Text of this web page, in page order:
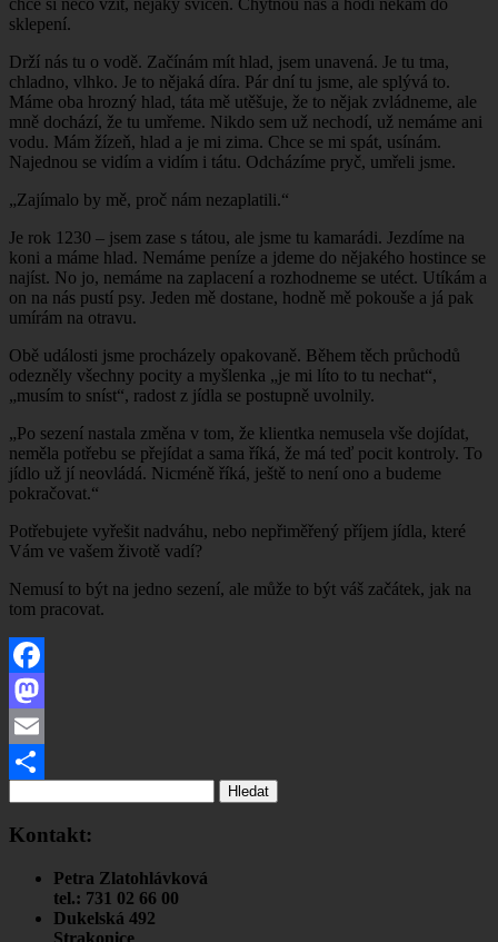
sklepení.
Drží nás tu o vodě. Začínám mít hlad, jsem unavená. Je tu tma,
chladno, vlhko. Je to nějaká díra. Pár dní tu jsme, ale splývá to.
Máme oba hrozný hlad, táta mě utěšuje, že to nějak zvládneme, ale
mně dochází, že tu umřeme. Nikdo sem už nechodí, už nemáme ani
vodu. Mám žízeň, hlad a je mi zima. Chce se mi spát, usínám.
Najednou se vidím a vidím i tátu. Odcházíme pryč, umřeli jsme.
„Zajímalo by mě, proč nám nezaplatili.“
Je rok 1230 – jsem zase s tátou, ale jsme tu kamarádi. Jezdíme na
koni a máme hlad. Nemáme peníze a jdeme do nějakého hostince se
najíst. No jo, nemáme na zaplacení a rozhodneme se utéct. Utíkám a
on na nás pustí psy. Jeden mě dostane, hodně mě pokouše a já pak
umírám na otravu.
Obě události jsme procházely opakovaně. Během těch průchodů
odezněly všechny pocity a myšlenka „je mi líto to tu nechat“,
„musím to sníst“, radost z jídla se postupně uvolnily.
„Po sezení nastala změna v tom, že klientka nemusela vše dojídat,
neměla potřebu se přejídat a sama říká, že má teď pocit kontroly. To
jídlo už jí neovládá. Nicméně říká, ještě to není ono a budeme
pokračovat.“
Potřebujete vyřešit nadváhu, nebo nepřiměřený příjem jídla, které
Vám ve vašem životě vadí?
Nemusí to být na jedno sezení, ale může to být váš začátek, jak na
tom pracovat.
Facebook
Mastodon
Email
Kontakt:
Petra Zlatohlávková
tel.: 731 02 66 00
Dukelská 492
Strakonice